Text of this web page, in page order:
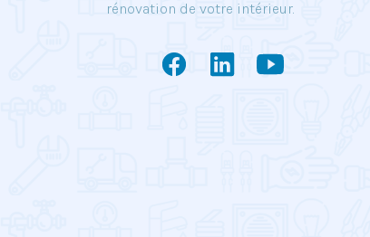
rénovation de votre intérieur.